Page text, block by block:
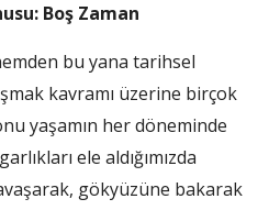
Boş Zaman
bu yana tarihsel
kavramı üzerine birçok
yaşamın her döneminde
ele aldığımızda
gökyüzüne bakarak